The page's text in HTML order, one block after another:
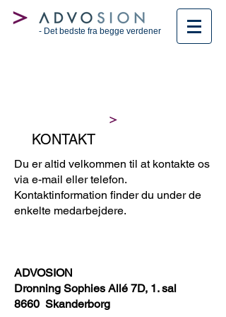
- Det bedste fra begge verdener
KONTAKT
Du er altid velkommen til at kontakte os
via e-mail eller telefon.
Kontaktinformation finder du under de
enkelte medarbejdere.
ADVOSION
Dronning Sophies Allé 7D, 1. sal
8660 Skanderborg